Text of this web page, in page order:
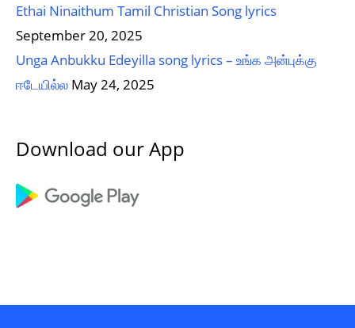
Ethai Ninaithum Tamil Christian Song lyrics
September 20, 2025
Unga Anbukku Edeyilla song lyrics – உங்க அன்புக்கு
ஈடேயில்ல May 24, 2025
Download our App